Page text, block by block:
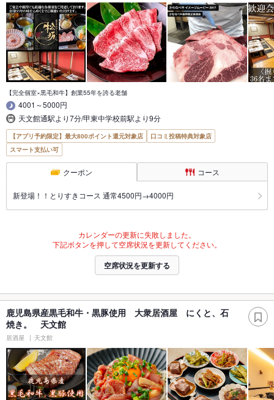
【完全個室×黒毛和牛】創業55年を誇る老舗
4001～5000円
天文館通駅より7分/甲東中学校前駅より9分
【アプリ予約限定】最大800ポイント還元対象店
口コミ投稿特典対象店
スマート支払い可
クーポン コース
新登場！！とりすきコース 通常4500円→4000円
カレンダーの更新に失敗しました。
下記ボタンを押して空席状況を更新してください。
空席状況を更新する
鹿児島県産黒毛和牛・黒豚使用 大衆居酒屋 にくと、石
焼き。 天文館
居酒屋 天文館